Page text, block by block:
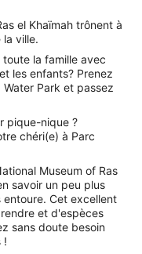
el Khaïmah trônent à
ville.
la famille avec
les enfants? Prenez
Park et passez
pique-nique ?
chéri(e) à Parc
Museum of Ras
savoir un peu plus
entoure. Cet excellent
et d'espèces
sans doute besoin
!